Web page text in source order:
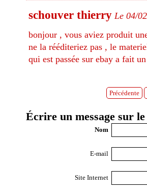
schouver thierry Le 04/
bonjour , vous aviez produit
ne la rééditeriez pas , le
qui est passée sur ebay a fait
Précédente
Écrire un message sur
Nom
E-mail
Site Internet